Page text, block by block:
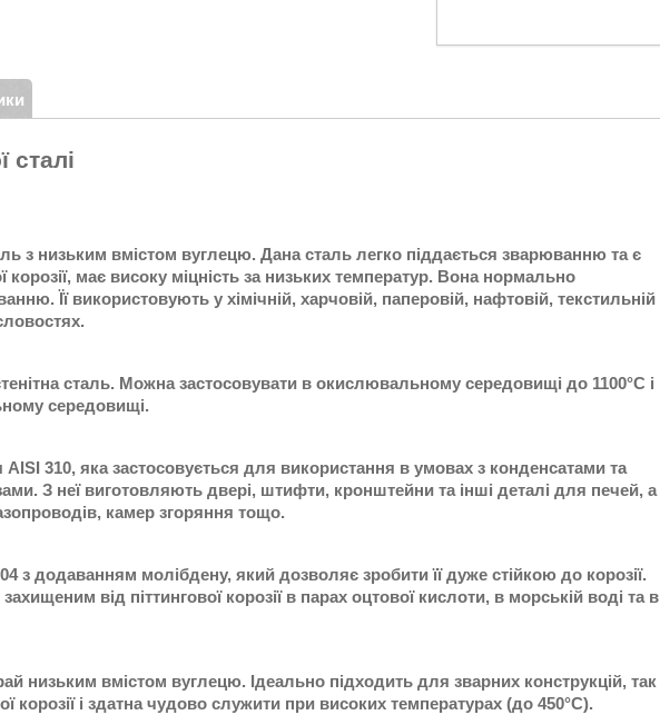
сталі
з низьким вмістом вуглецю. Дана сталь легко піддається зварюванню та є
корозії, має високу міцність за низьких температур. Вона нормально
Її використовують у хімічній, харчовій, паперовій, нафтовій, текстильній
сталь. Можна застосовувати в окислювальному середовищі до 1100°С і
середовищі.
AISI 310, яка застосовується для використання в умовах з конденсатами та
З неї виготовляють двері, штифти, кронштейни та інші деталі для печей, а
камер згоряння тощо.
з додаванням молібдену, який дозволяє зробити її дуже стійкою до корозії.
від піттингової корозії в парах оцтової кислоти, в морській воді та в
низьким вмістом вуглецю. Ідеально підходить для зварних конструкцій, так
корозії і здатна чудово служити при високих температурах (до 450°С).